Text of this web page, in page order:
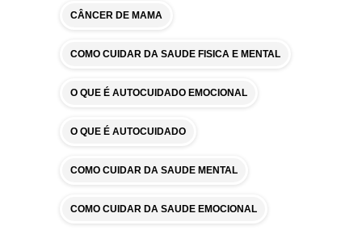
CÂNCER DE MAMA
COMO CUIDAR DA SAUDE FISICA E MENTAL
O QUE É AUTOCUIDADO EMOCIONAL
O QUE É AUTOCUIDADO
COMO CUIDAR DA SAUDE MENTAL
COMO CUIDAR DA SAUDE EMOCIONAL